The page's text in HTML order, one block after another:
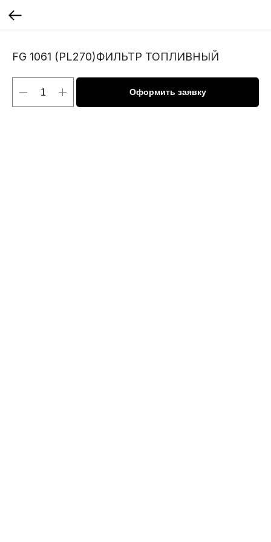
FG 1061 (PL270)ФИЛЬТР ТОПЛИВНЫЙ
Оформить заявку